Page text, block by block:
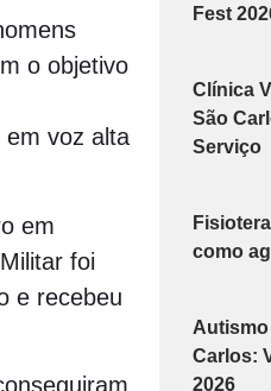
o objetivo
em voz alta
em
foi
e recebeu
Fest
Clínica
São
Serviço
como
Carlos:
2026